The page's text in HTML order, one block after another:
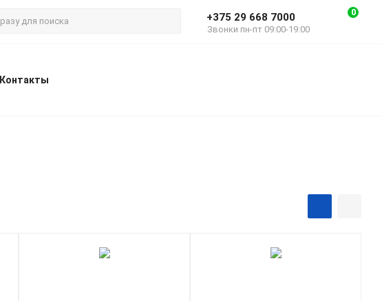
0
+375 29 668 7000
Звонки пн-пт 09:00-19:00
Контакты